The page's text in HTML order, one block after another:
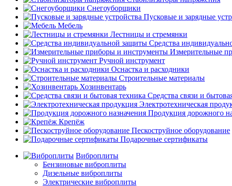
Снегоуборщики
Пусковые и зарядные
Мебель
Лестницы и стремянки
Средства
Измерительные
Ручной инструмент
Оснастка и расходники
Строительные материалы
Хозинвентарь
Средства связи и
Электротехническая
Продукция дорожного
Крепёж
Пескоструйное оборудование
Подарочные сертификаты
Виброплиты
Бензиновые виброплиты
Дизельные виброплиты
Электрические виброплиты